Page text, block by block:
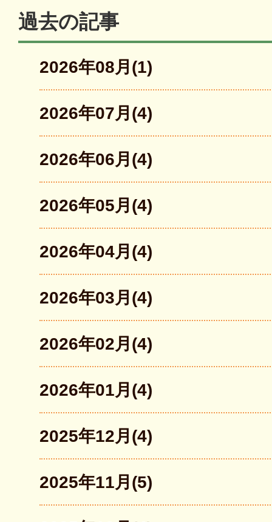
ビ
ゲ
過去の記事
2026年08月(1)
2026年07月(4)
2026年06月(4)
2026年05月(4)
2026年04月(4)
2026年03月(4)
2026年02月(4)
2026年01月(4)
2025年12月(4)
2025年11月(5)